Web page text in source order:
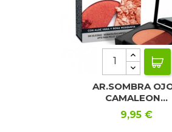
AR.SOMBRA
CAMALEON...
Precio
9,95 €